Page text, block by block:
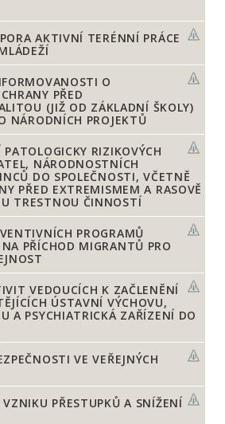
AKTIVNÍ TERÉNNÍ PRÁCE
O
PŘED
(JIŽ OD ZÁKLADNÍ ŠKOLY)
NÁRODNÍCH PROJEKTŮ
RIZIKOVÝCH
NÁRODNOSTNÍCH
DO SPOLEČNOSTI, VČETNĚ
PŘED EXTREMISMEM A RASOVĚ
TRESTNOU ČINNOSTÍ
PROGRAMŮ
PŘÍCHOD MIGRANTŮ PRO
VEDOUCÍCH K ZAČLENĚNÍ
ÚSTAVNÍ VÝCHOVU,
A PSYCHIATRICKÁ ZAŘÍZENÍ DO
VE VEŘEJNÝCH
VZNIKU PŘESTUPKŮ A SNÍŽENÍ